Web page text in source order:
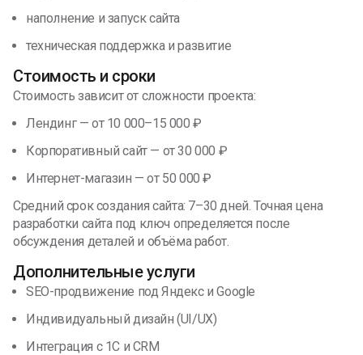
наполнение и запуск сайта
техническая поддержка и развитие
Стоимость и сроки
Стоимость зависит от сложности проекта:
Лендинг — от 10 000–15 000 ₽
Корпоративный сайт — от 30 000 ₽
Интернет-магазин — от 50 000 ₽
Средний срок создания сайта: 7–30 дней. Точная цена
разработки сайта под ключ определяется после
обсуждения деталей и объёма работ.
Дополнительные услуги
SEO-продвижение под Яндекс и Google
Индивидуальный дизайн (UI/UX)
Интеграция с 1С и CRM